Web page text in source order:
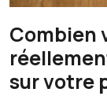
Combien
sur votre